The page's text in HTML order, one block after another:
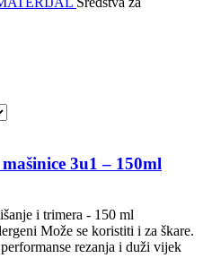
3u1 – 150ml
i trimera - 150 ml
Može se koristiti i za škare.
rezanja i duži vijek